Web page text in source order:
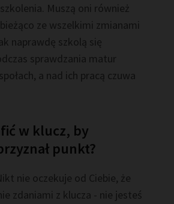
Muszą oni również
ze wszelkimi zmianami
naprawdę szkolą się
sprawdzania matur
a nad ich pracą czuwa
w klucz, by
punkt?
nie oczekuje od Ciebie, że
zdaniami z klucza - nie jesteś